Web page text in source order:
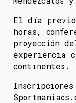
El día
horas,
proyección
experiencia
continentes.
Inscripciones